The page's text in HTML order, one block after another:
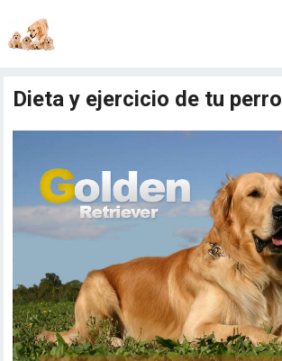
Dieta y ejercicio de tu perro